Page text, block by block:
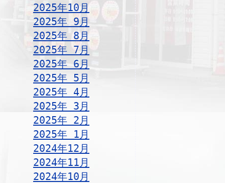
2025年10月
2025年 9月
2025年 8月
2025年 7月
2025年 6月
2025年 5月
2025年 4月
2025年 3月
2025年 2月
2025年 1月
2024年12月
2024年11月
2024年10月